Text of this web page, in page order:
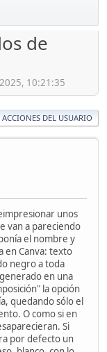
de
10:21:35
ACCIONES DEL USUARIO
unos
van a pareciendo
el nombre y
en Canva: texto
negro a toda
en una
la opción
quedando sólo el
O como si en
Si
por defecto un